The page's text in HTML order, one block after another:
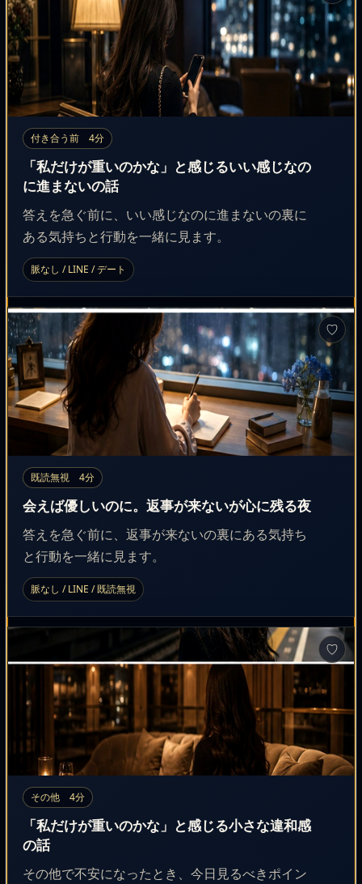
付き合う前 4分
「私だけが重いのかな」と感じるいい感じなの
に進まないの話
答えを急ぐ前に、いい感じなのに進まないの裏に
ある気持ちと行動を一緒に見ます。
脈なし / LINE / デート
既読無視 4分
会えば優しいのに。返事が来ないが心に残る夜
答えを急ぐ前に、返事が来ないの裏にある気持ち
と行動を一緒に見ます。
脈なし / LINE / 既読無視
♡
その他 4分
「私だけが重いのかな」と感じる小さな違和感
の話
その他で不安になったとき、今日見るべきポイン
♡